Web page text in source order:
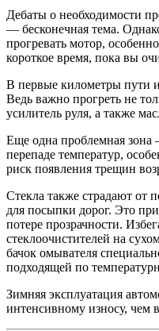
Дебаты о необходимости
— бесконечная тема.
прогревать мотор,
короткое время, пока вы
В первые километры пути
Ведь важно прогреть не
усилитель руля, а также
Еще одна проблемная зона
перепаде температур,
риск появления трещин
Стекла также страдают от
для посыпки дорог. Это
потере прозрачности.
стеклоочистителей на
бачок омывателя
подходящей по
Зимняя эксплуатация
интенсивному износу, чем